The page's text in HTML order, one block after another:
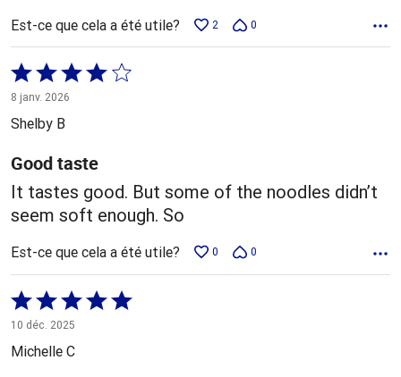
Est-ce que cela a été utile? 2 0
Coté
4 sur
5
8 janv. 2026
Shelby B
Good taste
It tastes good. But some of the noodles didn’t
seem soft enough. So
Est-ce que cela a été utile? 0 0
Coté
5 sur
5
10 déc. 2025
Michelle C